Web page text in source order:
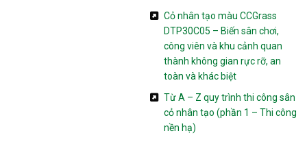
Cỏ nhân tạo màu CCGrass
DTP30C05 – Biến sân chơi,
công viên và khu cảnh quan
thành không gian rực rỡ, an
toàn và khác biệt
Từ A – Z quy trình thi công sân
cỏ nhân tạo (phần 1 – Thi công
nền hạ)